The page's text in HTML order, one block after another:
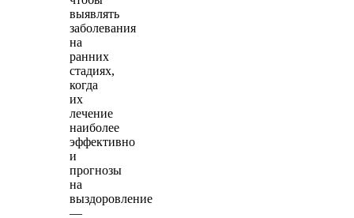
выявлять
заболевания
на
ранних
стадиях,
когда
их
лечение
наиболее
эффективно
и
прогнозы
на
выздоровление
—